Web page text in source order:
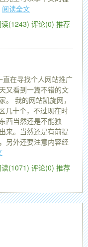
阅读全文
读(1243) 评论(0) 推荐
在寻找个人网站推广
又看到一篇不错的文
我的网站凯旋网，
几十个，不过现在时
西当然还是不能独
来。当然还是有前提
另外还要注意内容经
读(1071) 评论(0) 推荐